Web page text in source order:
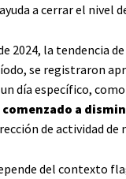
a cerrar el nivel
2024, la tendencia
se registraron
día específico,
comenzado a
de actividad de
del contexto